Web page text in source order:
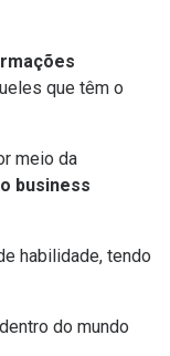
que têm o
meio da
business
habilidade, tendo
do mundo